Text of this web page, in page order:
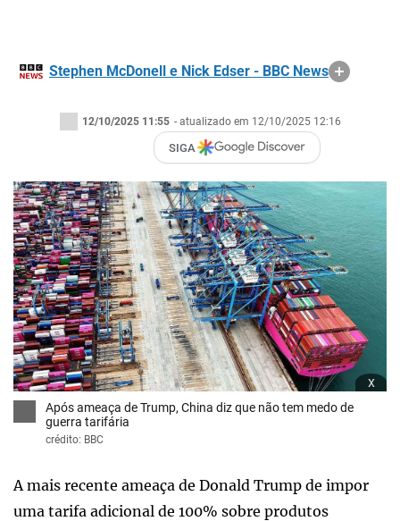
Stephen McDonell e Nick Edser - BBC News
12/10/2025 11:55 - atualizado em 12/10/2025 12:16
SIGA
x
Após ameaça de Trump, China diz que não tem medo de
guerra tarifária
crédito: BBC
A mais recente ameaça de Donald Trump de impor
uma tarifa adicional de 100% sobre produtos